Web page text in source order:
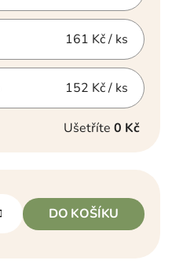
161 Kč/ ks
152 Kč/ ks
Ušetříte 0 Kč
DO KOŠÍKU